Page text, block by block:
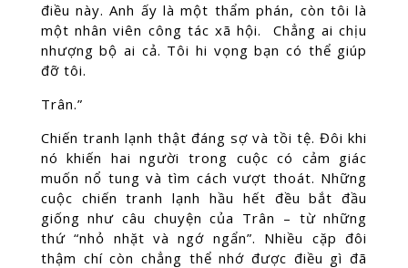
điều này. Anh ấy là một thẩm phán, còn tôi là
một nhân viên công tác xã hội. Chẳng ai chịu
nhượng bộ ai cả. Tôi hi vọng bạn có thể giúp
đỡ tôi.
Trân.”
Chiến tranh lạnh thật đáng sợ và tồi tệ. Đôi khi
nó khiến hai người trong cuộc có cảm giác
muốn nổ tung và tìm cách vượt thoát. Những
cuộc chiến tranh lạnh hầu hết đều bắt đầu
giống như câu chuyện của Trân – từ những
thứ “nhỏ nhặt và ngớ ngẩn”. Nhiều cặp đôi
thậm chí còn chẳng thể nhớ được điều gì đã